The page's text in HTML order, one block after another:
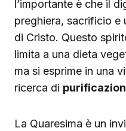
l’importante è che il
preghiera, sacrificio e
di Cristo. Questo
limita a una dieta
ma si esprime in una
ricerca di
La Quaresima è un